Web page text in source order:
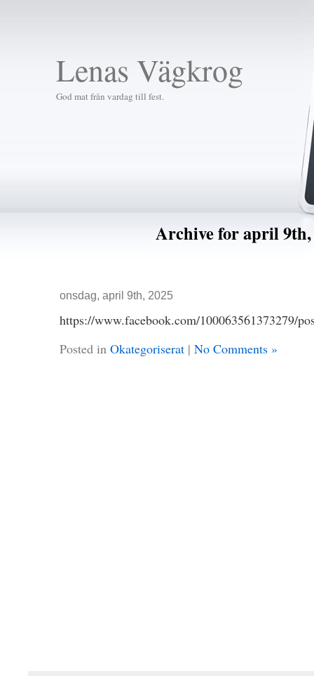
Lenas Vägkrog
God mat från vardag till fest.
Archive for april 9th,
onsdag, april 9th, 2025
https://www.facebook.com/100063561373279/
Posted in Okategoriserat| No Comments »